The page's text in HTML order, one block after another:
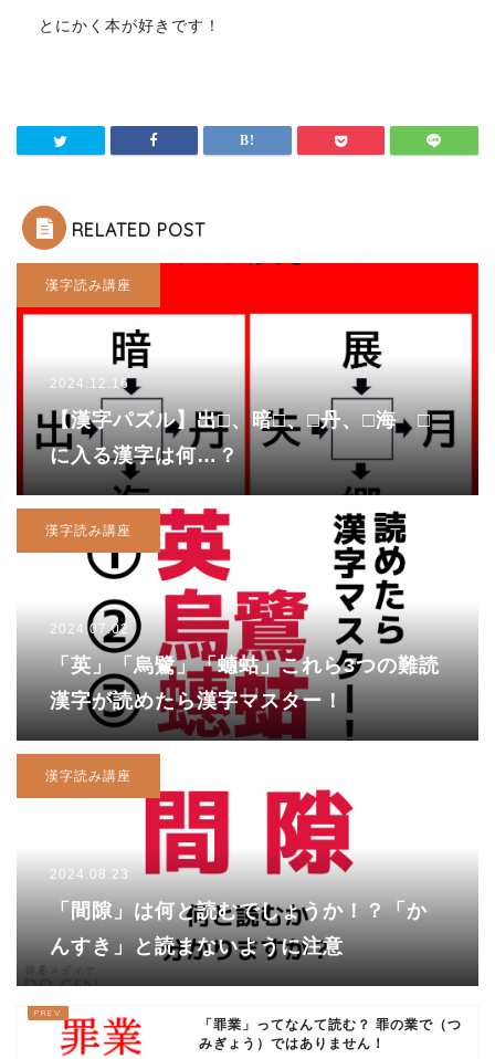
とにかく本が好きです！
RELATED POST
漢字読み講座
2024.12.16
【漢字パズル】出□、暗□、□丹、□海 □
に入る漢字は何…？
漢字読み講座
2024.07.02
「英」「烏鷺」「蟪蛄」これら3つの難読
漢字が読めたら漢字マスター！
漢字読み講座
2024.08.23
「間隙」は何と読むでしょうか！？「か
んすき」と読まないように注意
「罪業」ってなんて読む？ 罪の業で（つ
みぎょう）ではありません！